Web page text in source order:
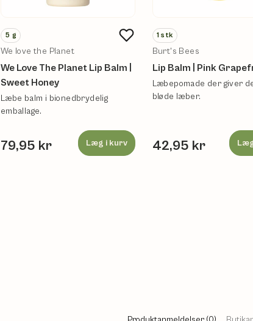
5 g
We love the Planet
We Love The Planet Lip Balm |
Sweet Honey
Læbe balm i bionedbrydelig
emballage.
79,95 kr Læg i kurv
1 stk
Burt's Bees
Lip Balm | Pink
Læbepomade der giver
bløde læber.
42,95 kr